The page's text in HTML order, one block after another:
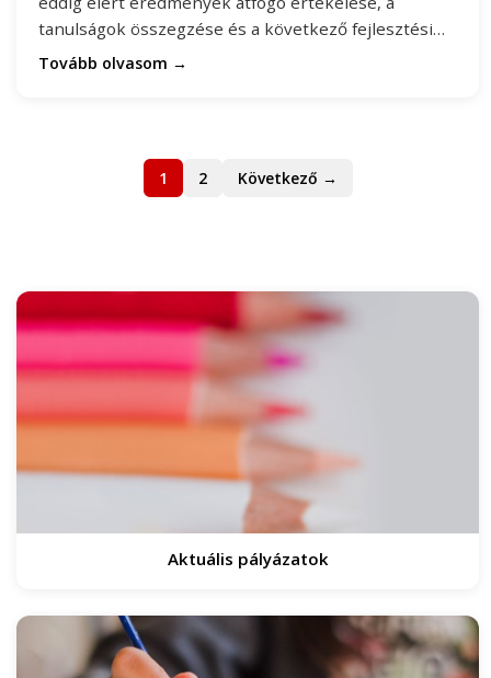
tanulságok összegzése és a következő fejlesztési…
Tovább olvasom →
1 2 Következő →
Aktuális pályázatok